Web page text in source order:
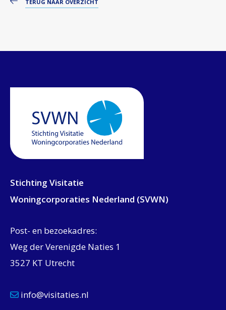
TERUG NAAR OVERZICHT
Stichting Visitatie
Woningcorporaties Nederland (SVWN)
Post- en bezoekadres:
Weg der Verenigde Naties 1
3527 KT Utrecht
info@visitaties.nl